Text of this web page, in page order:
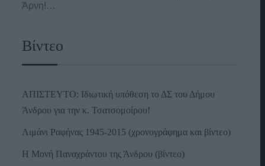
Άρνη!…
Βίντεο
ΑΠΙΣΤΕΥΤΟ: Ιδιωτική υπόθεση το ΔΣ του Δήμου
Άνδρου για την κ. Τσατσομοίρου!
Λιμάνι Ραφήνας 1945-2015 (χρονογράφημα και βίντεο)
Η Μονή Παναχράντου της Άνδρου (βίντεο)